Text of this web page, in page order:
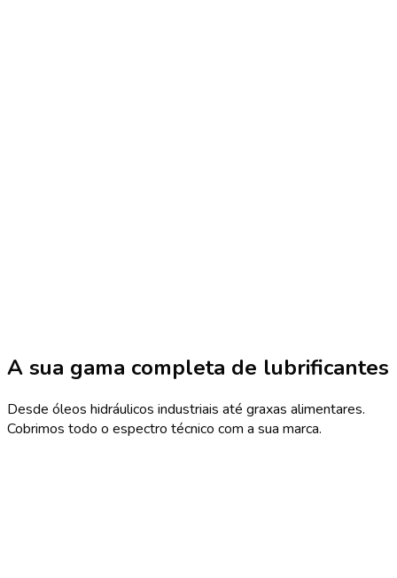
A sua gama completa de lubrificantes
Desde óleos hidráulicos industriais até graxas alimentares.
Cobrimos todo o espectro técnico com a sua marca.